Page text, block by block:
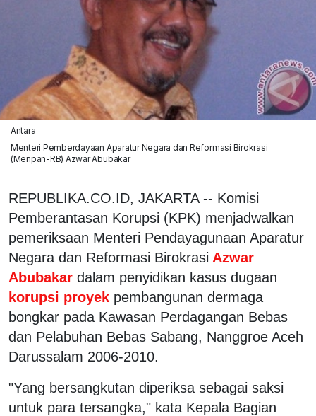
Antara
Menteri Pemberdayaan Aparatur Negara dan Reformasi Birokrasi
(Menpan-RB) Azwar Abubakar
REPUBLIKA.CO.ID, JAKARTA -- Komisi
Pemberantasan Korupsi (KPK) menjadwalkan
pemeriksaan Menteri Pendayagunaan Aparatur
Negara dan Reformasi Birokrasi Azwar
Abubakar dalam penyidikan kasus dugaan
korupsi proyek pembangunan dermaga
bongkar pada Kawasan Perdagangan Bebas
dan Pelabuhan Bebas Sabang, Nanggroe Aceh
Darussalam 2006-2010.
"Yang bersangkutan diperiksa sebagai saksi
untuk para tersangka," kata Kepala Bagian